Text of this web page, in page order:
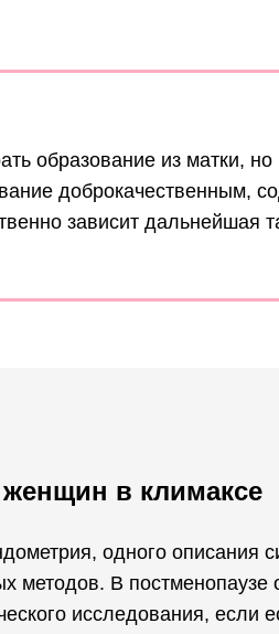
образование из матки, но
доброкачественным,
зависит дальнейшая
в климаксе
одного описания
методов. В
исследования, если